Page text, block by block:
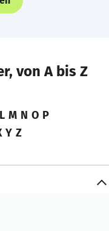
von A bis Z
L M N O P
Y Z